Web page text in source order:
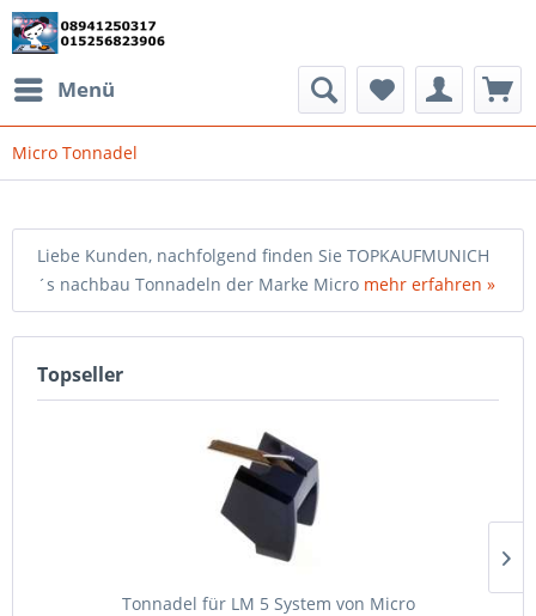
Menü
Micro Tonnadel
Liebe Kunden, nachfolgend finden Sie TOPKAUFMUNICH
´s nachbau Tonnadeln der Marke Micro mehr erfahren »
Topseller
Tonnadel für LM 5 System von Micro